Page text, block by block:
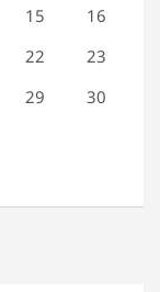
15
16
22
23
29
30